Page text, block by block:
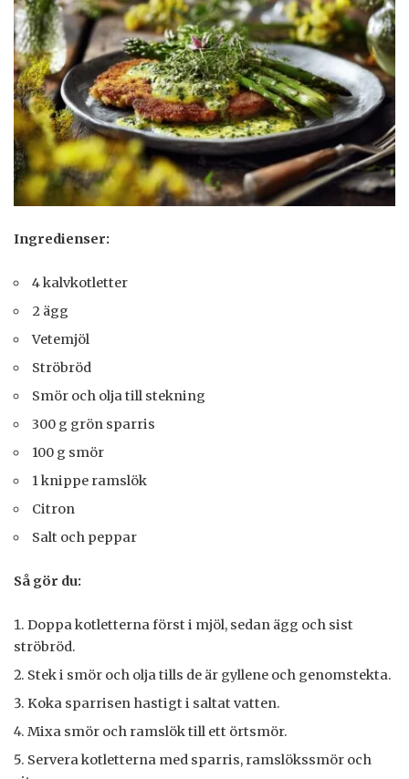
Ingredienser:
4 kalvkotletter
2 ägg
Vetemjöl
Ströbröd
Smör och olja till stekning
300 g grön sparris
100 g smör
1 knippe ramslök
Citron
Salt och peppar
Så gör du:
Doppa kotletterna först i mjöl, sedan ägg och sist
ströbröd.
Stek i smör och olja tills de är gyllene och genomstekta.
Koka sparrisen hastigt i saltat vatten.
Mixa smör och ramslök till ett örtsmör.
Servera kotletterna med sparris, ramslökssmör och